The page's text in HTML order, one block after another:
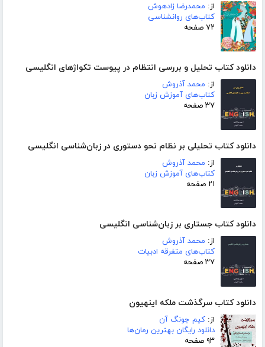
از: محمدرضا زادهوش
کتاب‌های روانشناسی
۷۲ صفحه
دانلود کتاب تحلیل و بررسی انتظام در پیوست تکواژهای انگلیسی
از: محمد آذروش
کتاب‌های آموزش زبان
۳۷ صفحه
دانلود کتاب تحلیلی بر نظام نحو دستوری در زبان‌شناسی انگلیسی
از: محمد آذروش
کتاب‌های آموزش زبان
۲۱ صفحه
دانلود کتاب جستاری بر زبان‌شناسی انگلیسی
از: محمد آذروش
کتاب‌های متفرقه ادبیات
۳۷ صفحه
دانلود کتاب سرگذشت ملکه اینهیون
از: کیم جونگ آن
دانلود رایگان بهترین رمان‌ها
۹۳ صفحه